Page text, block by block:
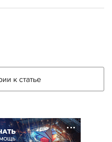
к статье